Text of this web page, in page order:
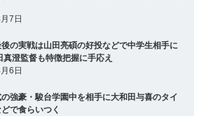
7日
の実戦は山田亮碩の好投などで中学生相手に
真澄監督も特徴把握に手応え
6日
強豪・駿台学園中を相手に大和田与喜のタイ
で食らいつく